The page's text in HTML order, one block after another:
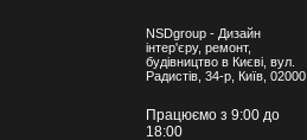
NSDgroup - Дизайн
інтер'єру, ремонт,
будівництво в Києві, вул.
Радистів, 34-р, Київ, 02000
Працюємо з 9:00 до
18:00